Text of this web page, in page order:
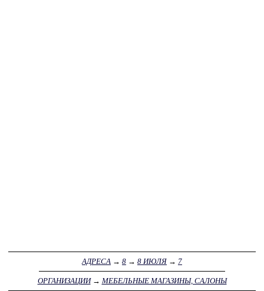
АДРЕСА → 8 → 8 ИЮЛЯ → 7
ОРГАНИЗАЦИИ→ МЕБЕЛЬНЫЕ МАГАЗИНЫ, САЛОНЫ